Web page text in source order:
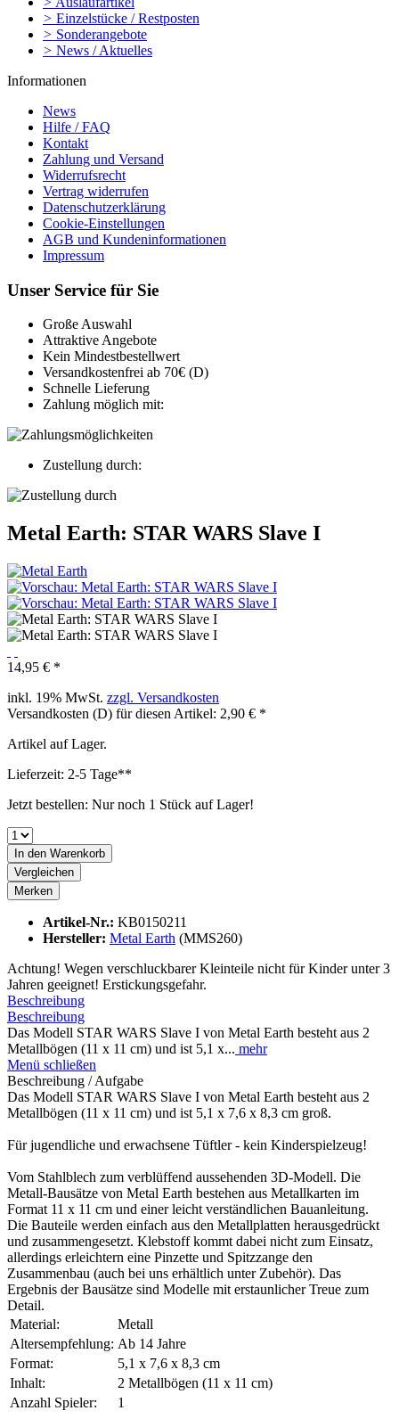
> Einzelstücke / Restposten
> Sonderangebote
> News / Aktuelles
Informationen
News
Hilfe / FAQ
Kontakt
Zahlung und Versand
Widerrufsrecht
Vertrag widerrufen
Datenschutzerklärung
Cookie-Einstellungen
AGB und Kundeninformationen
Impressum
Unser Service für Sie
Große Auswahl
Attraktive Angebote
Kein Mindestbestellwert
Versandkostenfrei ab 70€ (D)
Schnelle Lieferung
Zahlung möglich mit:
Zustellung durch:
Metal Earth: STAR WARS Slave I
14,95 € *
inkl. 19% MwSt. zzgl. Versandkosten
Versandkosten (D) für diesen Artikel: 2,90 € *
Artikel auf Lager.
Lieferzeit: 2-5 Tage**
Jetzt bestellen: Nur noch 1 Stück auf Lager!
In den Warenkorb
Vergleichen
Merken
Artikel-Nr.: KB0150211
Hersteller: Metal Earth (MMS260)
Achtung! Wegen verschluckbarer Kleinteile nicht für Kinder unter 3
Jahren geeignet! Erstickungsgefahr.
Beschreibung
Beschreibung
Das Modell STAR WARS Slave I von Metal Earth besteht aus 2
Metallbögen (11 x 11 cm) und ist 5,1 x... mehr
Menü schließen
Beschreibung / Aufgabe
Das Modell STAR WARS Slave I von Metal Earth besteht aus 2
Metallbögen (11 x 11 cm) und ist 5,1 x 7,6 x 8,3 cm groß.
Für jugendliche und erwachsene Tüftler - kein Kinderspielzeug!
Vom Stahlblech zum verblüffend aussehenden 3D-Modell. Die
Metall-Bausätze von Metal Earth bestehen aus Metallkarten im
Format 11 x 11 cm und einer leicht verständlichen Bauanleitung.
Die Bauteile werden einfach aus den Metallplatten herausgedrückt
und zusammengesetzt. Klebstoff kommt dabei nicht zum Einsatz,
allerdings erleichtern eine Pinzette und Spitzzange den
Zusammenbau (auch bei uns erhältlich unter Zubehör). Das
Ergebnis der Bausätze sind Modelle mit erstaunlicher Treue zum
Detail.
Material:
Metall
Altersempfehlung: Ab 14 Jahre
Format:
5,1 x 7,6 x 8,3 cm
Inhalt:
2 Metallbögen (11 x 11 cm)
Anzahl Spieler:
1